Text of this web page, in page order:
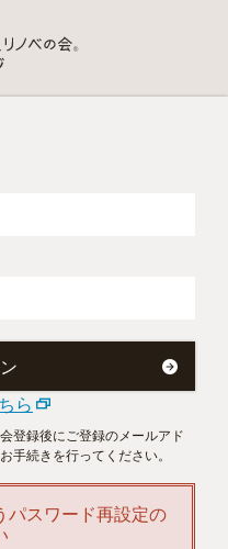
ら
登録後にご登録のメールアド
手続きを行ってください。
パスワード再設定の